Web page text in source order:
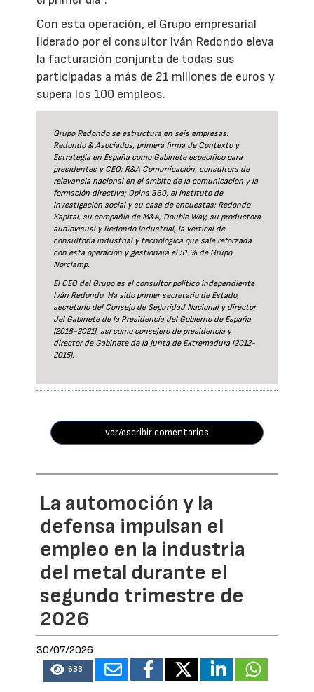
Con esta operación, el Grupo empresarial
liderado por el consultor Iván Redondo eleva
la facturación conjunta de todas sus
participadas a más de 21 millones de euros y
supera los 100 empleos.
Grupo Redondo se estructura en seis empresas:
Redondo & Asociados, primera firma de Contexto y
Estrategia en España como Gabinete específico para
presidentes y CEO; R&A Comunicación, consultora de
relevancia nacional en el ámbito de la comunicación y la
formación directiva; Opina 360, el Instituto de
investigación social y su casa de encuestas; Redondo
Kapital, su compañía de M&A; Double Way, su productora
audiovisual y Redondo Industrial, la vertical de
consultoría industrial y tecnológica que sale reforzada
con esta operación y gestionará el 51 % de Grupo
Norclamp.
El CEO del Grupo es el consultor político independiente
Iván Redondo. Ha sido primer secretario de Estado,
secretario del Consejo de Seguridad Nacional y director
del Gabinete de la Presidencia del Gobierno de España
(2018-2021), así como consejero de presidencia y
director de Gabinete de la Junta de Extremadura (2012-
2015).
ver/escribir comentarios
La automoción y la
defensa impulsan el
empleo en la industria
del metal durante el
segundo trimestre de
2026
30/07/2026
633